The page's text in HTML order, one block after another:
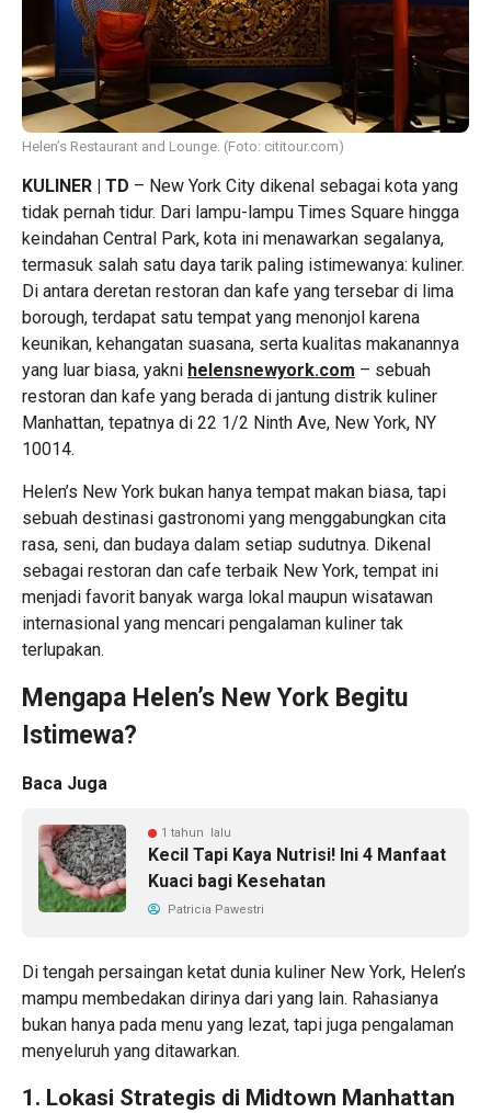
Helen’s Restaurant and Lounge. (Foto: cititour.com)
KULINER | TD – New York City dikenal sebagai kota yang
tidak pernah tidur. Dari lampu-lampu Times Square hingga
keindahan Central Park, kota ini menawarkan segalanya,
termasuk salah satu daya tarik paling istimewanya: kuliner.
Di antara deretan restoran dan kafe yang tersebar di lima
borough, terdapat satu tempat yang menonjol karena
keunikan, kehangatan suasana, serta kualitas makanannya
yang luar biasa, yakni helensnewyork.com – sebuah
restoran dan kafe yang berada di jantung distrik kuliner
Manhattan, tepatnya di 22 1/2 Ninth Ave, New York, NY
10014.
Helen’s New York bukan hanya tempat makan biasa, tapi
sebuah destinasi gastronomi yang menggabungkan cita
rasa, seni, dan budaya dalam setiap sudutnya. Dikenal
sebagai restoran dan cafe terbaik New York, tempat ini
menjadi favorit banyak warga lokal maupun wisatawan
internasional yang mencari pengalaman kuliner tak
terlupakan.
Mengapa Helen’s New York Begitu
Istimewa?
Baca Juga
1 tahun lalu
Kecil Tapi Kaya Nutrisi! Ini 4 Manfaat
Kuaci bagi Kesehatan
Patricia Pawestri
Di tengah persaingan ketat dunia kuliner New York, Helen’s
mampu membedakan dirinya dari yang lain. Rahasianya
bukan hanya pada menu yang lezat, tapi juga pengalaman
menyeluruh yang ditawarkan.
1. Lokasi Strategis di Midtown Manhattan